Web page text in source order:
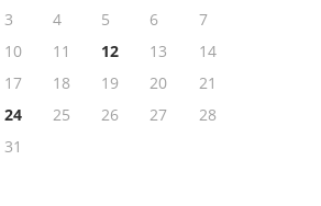
3 4 5 6
7
10 11 12 13
14
17 18 19 20
21
24 25 26 27
28
31